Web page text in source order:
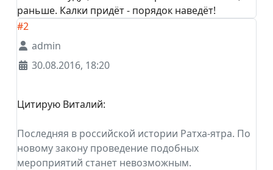
раньше. Калки придёт - порядок наведёт!
#2
admin
30.08.2016, 18:20
Цитирую Виталий:
Последняя в российской истории Ратха-ятра. По
новому закону проведение подобных
мероприятий станет невозможным.